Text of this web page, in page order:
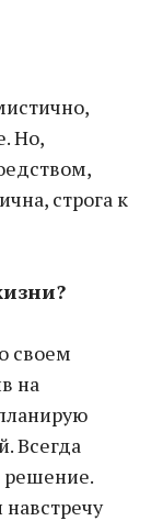
Но,
строга к
своем
на
Всегда
решение.